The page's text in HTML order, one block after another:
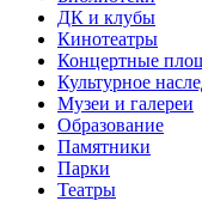
ДК и клубы
Кинотеатры
Концертные
Культурное
Музеи и галереи
Образование
Памятники
Парки
Театры